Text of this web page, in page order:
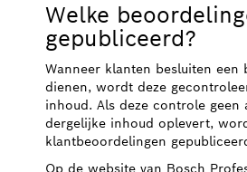
Welke
gepubliceerd?
Wanneer klanten besluiten een
dienen, wordt deze
inhoud. Als deze controle geen
dergelijke inhoud oplevert,
klantbeoordelingen